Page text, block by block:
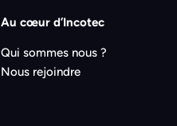
Au cœur d’Incotec
Qui sommes nous ?
Nous rejoindre